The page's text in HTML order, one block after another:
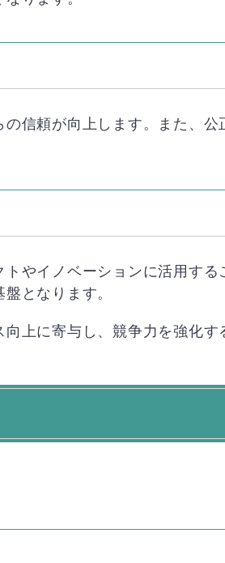
信頼が向上します。また、公
やイノベーションに活用する
となります。
上に寄与し、競争力を強化す